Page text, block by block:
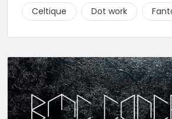
Celtique
Dot work